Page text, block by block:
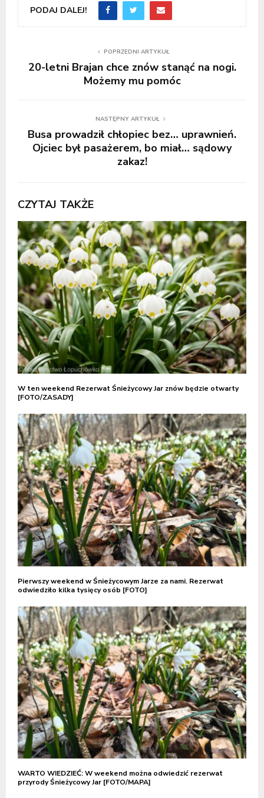
PODAJ DALEJ!
POPRZEDNI ARTYKUŁ
20-letni Brajan chce znów stanąć na nogi.
Możemy mu pomóc
NASTĘPNY ARTYKUŁ
Busa prowadził chłopiec bez… uprawnień.
Ojciec był pasażerem, bo miał… sądowy
zakaz!
CZYTAJ TAKŻE
W ten weekend Rezerwat Śnieżycowy Jar znów będzie otwarty
[FOTO/ZASADY]
Pierwszy weekend w Śnieżycowym Jarze za nami. Rezerwat
odwiedziło kilka tysięcy osób [FOTO]
WARTO WIEDZIEĆ: W weekend można odwiedzić rezerwat
przyrody Śnieżycowy Jar [FOTO/MAPA]